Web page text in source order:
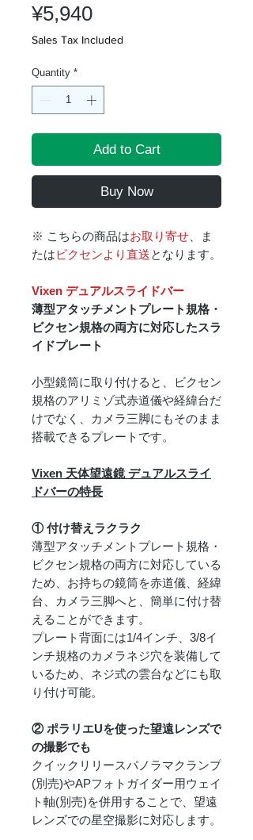
¥5,940Price
Sales Tax Included
Quantity *
Add to Cart
Buy Now
※ こちらの商品はお取り寄せ 、ま
たはビクセンより直送となります。
Vixen デュアルスライドバー
薄型アタッチメントプレート規格・
ビクセン規格の両方に対応したスラ
イドプレート
小型鏡筒に取り付けると、ビクセン
規格のアリミゾ式赤道儀や経緯台だ
けでなく、カメラ三脚にもそのまま
搭載できるプレートです。
Vixen 天体望遠鏡 デュアルスライ
ドバーの特長
① 付け替えラクラク
薄型アタッチメントプレート規格・
ビクセン規格の両方に対応している
ため、お持ちの鏡筒を赤道儀、経緯
台、カメラ三脚へと、簡単に付け替
えることができます。
プレート背面には1/4インチ、3/8イ
ンチ規格のカメラネジ穴を装備して
いるため、ネジ式の雲台などにも取
り付け可能。
② ポラリエUを使った望遠レンズで
の撮影でも
クイックリリースパノラマクランプ
(別売)やAPフォトガイダー用ウェイ
ト軸(別売)を併用することで、望遠
レンズでの星空撮影に対応します。